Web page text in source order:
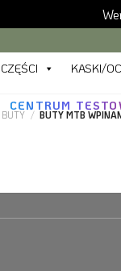
CZĘŚCI KASKI/
CENTRUM
BUTY / BUTY MTB